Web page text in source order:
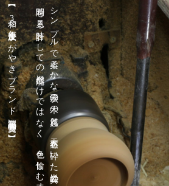
シンプルで柔らかな形状の木の質感と、天然石を砕いた岩絵具の色彩が融合し、
【 令和3年度金沢かがやきブランド認定製品大賞受賞 】